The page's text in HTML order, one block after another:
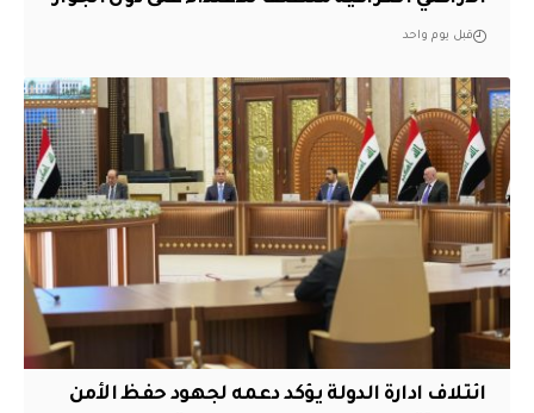
قبل يوم واحد
ائتلاف ادارة الدولة يؤكد دعمه لجهود حفظ الأمن